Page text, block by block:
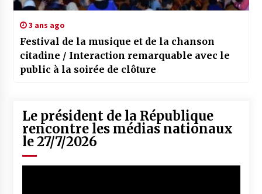
3 ans ago
Festival de la musique et de la chanson
citadine / Interaction remarquable avec le
Le président de la République
rencontre les médias nationaux
le 27/7/2026